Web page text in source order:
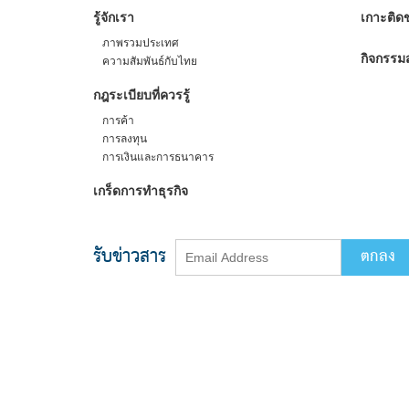
รู้จักเรา
ภาพรวมประเทศ
ความสัมพันธ์กับไทย
กฎระเบียบที่ควรรู้
การค้า
การลงทุน
การเงินและการธนาคาร
เกร็ดการทำธุรกิจ
เกาะติด
กิจกรร
รับข่าวสาร